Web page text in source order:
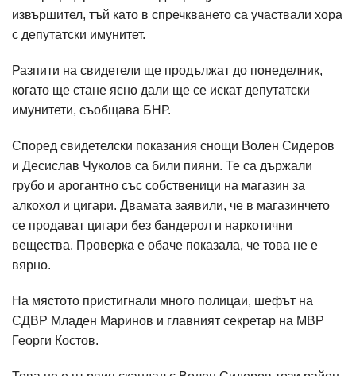
извършител, тъй като в спречкването са участвали хора
с депутатски имунитет.
Разпити на свидетели ще продължат до понеделник,
когато ще стане ясно дали ще се искат депутатски
имунитети, съобщава БНР.
Според свидетелски показания снощи Волен Сидеров
и Десислав Чуколов са били пияни. Те са държали
грубо и арогантно със собственици на магазин за
алкохол и цигари. Двамата заявили, че в магазинчето
се продават цигари без бандерол и наркотични
вещества. Проверка е обаче показала, че това не е
вярно.
На мястото пристигнали много полицаи, шефът на
СДВР Младен Маринов и главният секретар на МВР
Георги Костов.